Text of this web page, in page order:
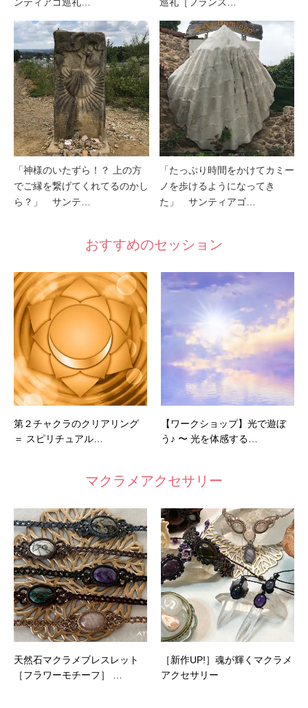
ンティアゴ巡礼…
巡礼［フランス…
「神様のいたずら！？ 上の方
でご縁を繋げてくれてるのかし
ら？」 サンテ…
「たっぷり時間をかけてカミー
ノを歩けるようになってき
た」 サンティアゴ…
おすすめのセッション
第２チャクラのクリアリング
＝ スピリチュアル…
【ワークショップ】光で遊ぼ
う♪ 〜 光を体感する…
マクラメアクセサリー
天然石マクラメブレスレット
［フラワーモチーフ］ …
［新作UP!］魂が輝くマクラメ
アクセサリー